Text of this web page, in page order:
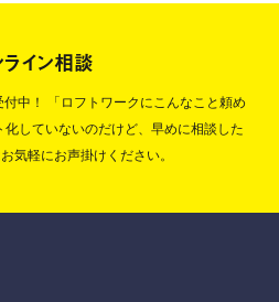
ライン相談
中！
「ロフトワークにこんなこと頼め
していないのだけど、早めに相談した
気軽にお声掛けください。